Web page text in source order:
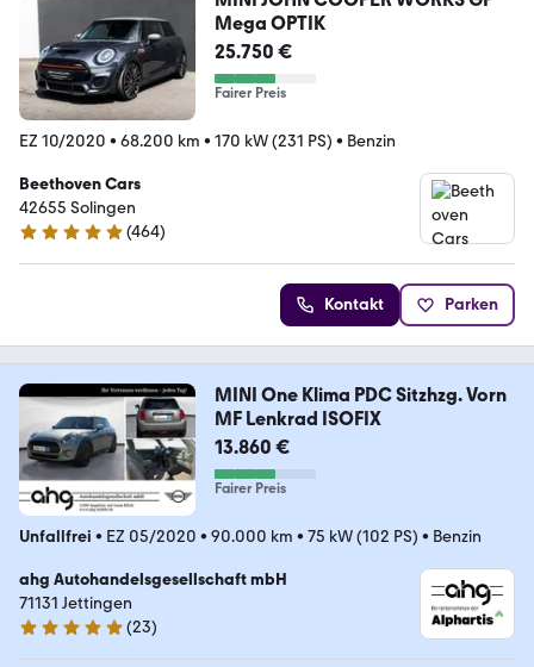
Mega OPTIK
25.750 €
Fairer Preis
EZ 10/2020 • 68.200 km • 170 kW (231 PS) • Benzin
Beethoven Cars
42655 Solingen
4.9 Sterne
(464)
Kontakt Parken
MINI One Klima PDC Sitzhzg. Vorn
MF Lenkrad ISOFIX
13.860 €
Fairer Preis
Unfallfrei • EZ 05/2020 • 90.000 km • 75 kW (102 PS) • Benzin
ahg Autohandelsgesellschaft mbH
71131 Jettingen
5 Sterne
(23)